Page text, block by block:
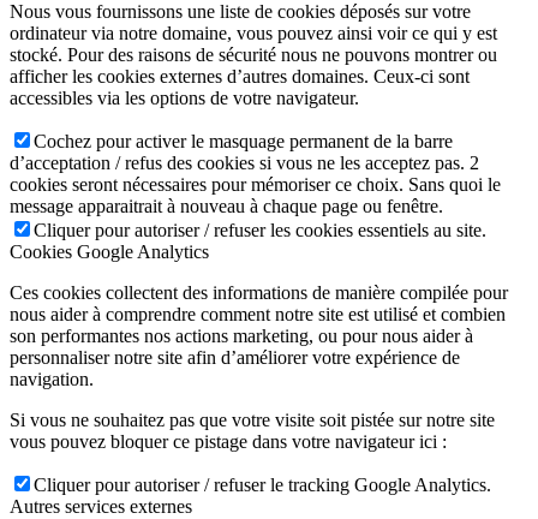
Nous vous fournissons une liste de cookies déposés sur votre
ordinateur via notre domaine, vous pouvez ainsi voir ce qui y est
stocké. Pour des raisons de sécurité nous ne pouvons montrer ou
afficher les cookies externes d’autres domaines. Ceux-ci sont
accessibles via les options de votre navigateur.
Cochez pour activer le masquage permanent de la barre
d’acceptation / refus des cookies si vous ne les acceptez pas. 2
cookies seront nécessaires pour mémoriser ce choix. Sans quoi le
message apparaitrait à nouveau à chaque page ou fenêtre.
Cliquer pour autoriser / refuser les cookies essentiels au site.
Cookies Google Analytics
Ces cookies collectent des informations de manière compilée pour
nous aider à comprendre comment notre site est utilisé et combien
son performantes nos actions marketing, ou pour nous aider à
personnaliser notre site afin d’améliorer votre expérience de
navigation.
Si vous ne souhaitez pas que votre visite soit pistée sur notre site
vous pouvez bloquer ce pistage dans votre navigateur ici :
Cliquer pour autoriser / refuser le tracking Google Analytics.
Autres services externes